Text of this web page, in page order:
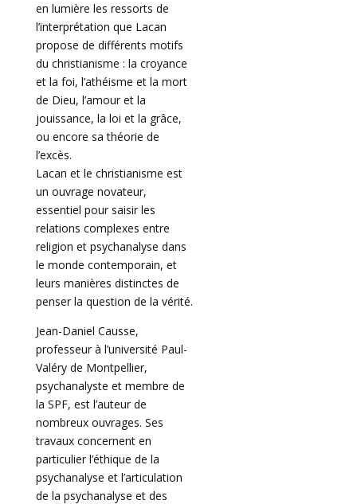
en lumière les ressorts de
l’interprétation que Lacan
propose de différents motifs
du christianisme : la croyance
et la foi, l’athéisme et la mort
de Dieu, l’amour et la
jouissance, la loi et la grâce,
ou encore sa théorie de
l’excès.
Lacan et le christianisme est
un ouvrage novateur,
essentiel pour saisir les
relations complexes entre
religion et psychanalyse dans
le monde contemporain, et
leurs manières distinctes de
penser la question de la vérité.
Jean-Daniel Causse,
professeur à l’université Paul-
Valéry de Montpellier,
psychanalyste et membre de
la SPF, est l’auteur de
nombreux ouvrages. Ses
travaux concernent en
particulier l’éthique de la
psychanalyse et l’articulation
de la psychanalyse et des